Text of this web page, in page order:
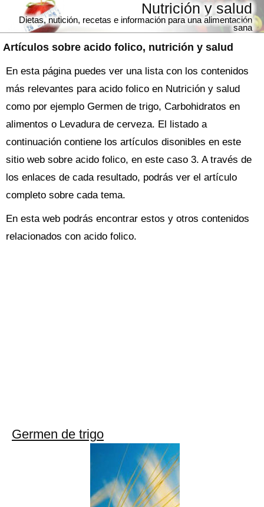
Artículos sobre acido folico, nutrición y salud
Nutrición y salud
Dietas, nutición, recetas e información para una alimentación
sana
En esta página puedes ver una lista con los contenidos
más relevantes para acido folico en Nutrición y salud
como por ejemplo Germen de trigo, Carbohidratos en
alimentos o Levadura de cerveza. El listado a
continuación contiene los artículos disonibles en este
sitio web sobre acido folico, en este caso 3. A través de
los enlaces de cada resultado, podrás ver el artículo
completo sobre cada tema.
En esta web podrás encontrar estos y otros contenidos
relacionados con acido folico.
Germen de trigo